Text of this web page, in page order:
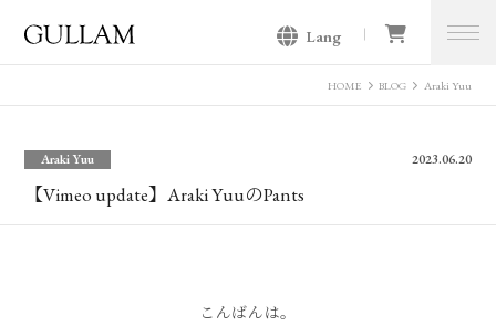
Lang
HOME BLOG Araki Yuu
Araki Yuu 2023.06.20
【Vimeo update】Araki YuuのPants
こんばんは。